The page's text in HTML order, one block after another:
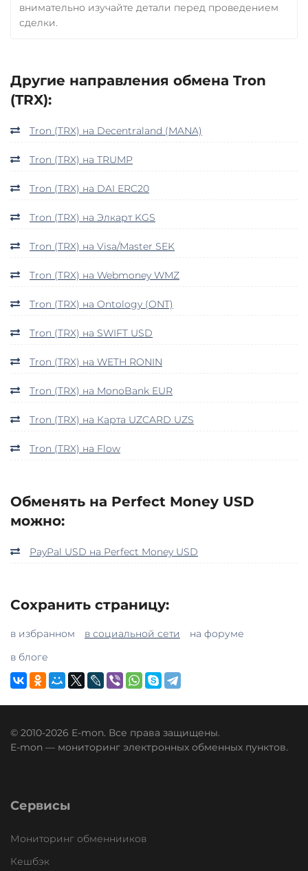
внимательно изучайте детали перед проведением
сделки.
Другие направления обмена Tron
(TRX):
Tron (TRX) на Decentraland (MANA)
Tron (TRX) на TRUMP
Tron (TRX) на DAI ERC20
Tron (TRX) на Элкарт KGS
Tron (TRX) на Visa/Master SEK
Tron (TRX) на Webmoney WMZ
Tron (TRX) на Ontology (ONT)
Tron (TRX) на SWIFT USD
Tron (TRX) на WETH RONIN
Tron (TRX) на MonoBank EUR
Tron (TRX) на Карта UZCARD UZS
Tron (TRX) на Flow
Обменять на Perfect Money USD
можно:
PayPal USD на Perfect Money USD
Сохранить страницу:
в избранном в социальной сети
на форуме
в блоге
© 2010-2026 E-mon. Все права защищены.
E-mon — мониторинг электронных обменных пунктов.
Сервисы
Мониторинг обменнииков
Кешбэк